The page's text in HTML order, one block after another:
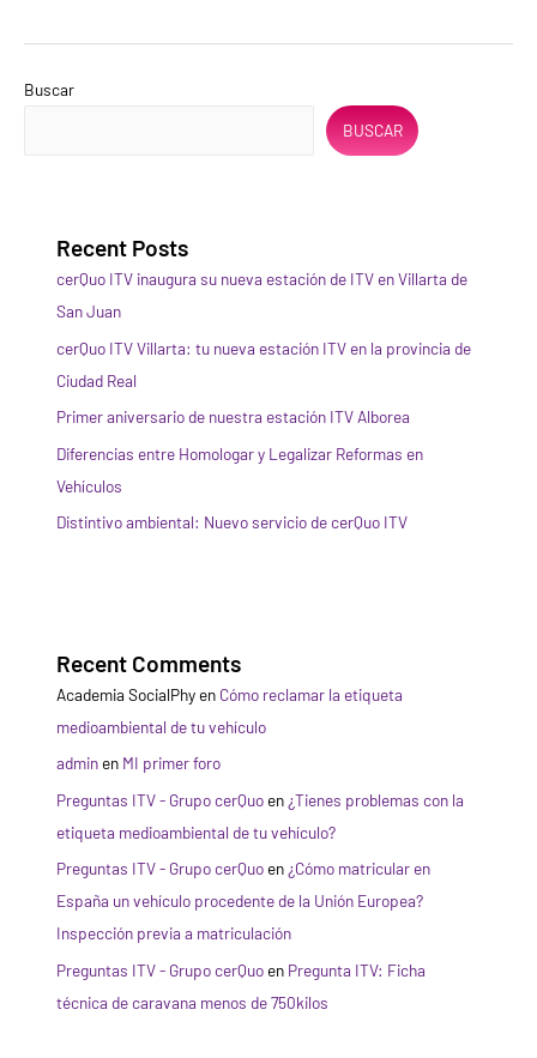
Buscar
BUSCAR
Recent Posts
cerQuo ITV inaugura su nueva estación de ITV en Villarta de
San Juan
cerQuo ITV Villarta: tu nueva estación ITV en la provincia de
Ciudad Real
Primer aniversario de nuestra estación ITV Alborea
Diferencias entre Homologar y Legalizar Reformas en
Vehículos
Distintivo ambiental: Nuevo servicio de cerQuo ITV
Recent Comments
Academia SocialPhyen Cómo reclamar la etiqueta
medioambiental de tu vehículo
adminen MI primer foro
Preguntas ITV - Grupo cerQuoen ¿Tienes problemas con la
etiqueta medioambiental de tu vehículo?
Preguntas ITV - Grupo cerQuoen ¿Cómo matricular en
España un vehículo procedente de la Unión Europea?
Inspección previa a matriculación
Preguntas ITV - Grupo cerQuoen Pregunta ITV: Ficha
técnica de caravana menos de 750kilos